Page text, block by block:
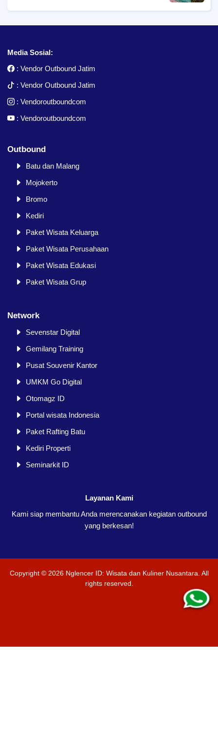
Media Sosial:
: Vendor Outbound Jatim
: Vendor Outbound Jatim
: Vendoroutboundcom
: Vendoroutboundcom
Outbound
Batu dan Malang
Mojokerto
Bromo
Kediri
Paket Wisata Keluarga
Paket Wisata Perusahaan
Paket Wisata Edukasi
Paket Wisata Grup
Network
Sevenstar Digital
Gemilang Training
Pusat Souvenir Kantor
UMKM Go Digital
Otomagz ID
Portal wisata Indonesia
Paket Rafting Batu
Kediri Properti
Seminarkit ID
Layanan Kami
Kami siap membantu Anda merencanakan kegiatan outbound
yang berkesan!
Copyright © 2026 Nglencer ID: Wisata dan Kuliner Nusantara . All
rights reserved.